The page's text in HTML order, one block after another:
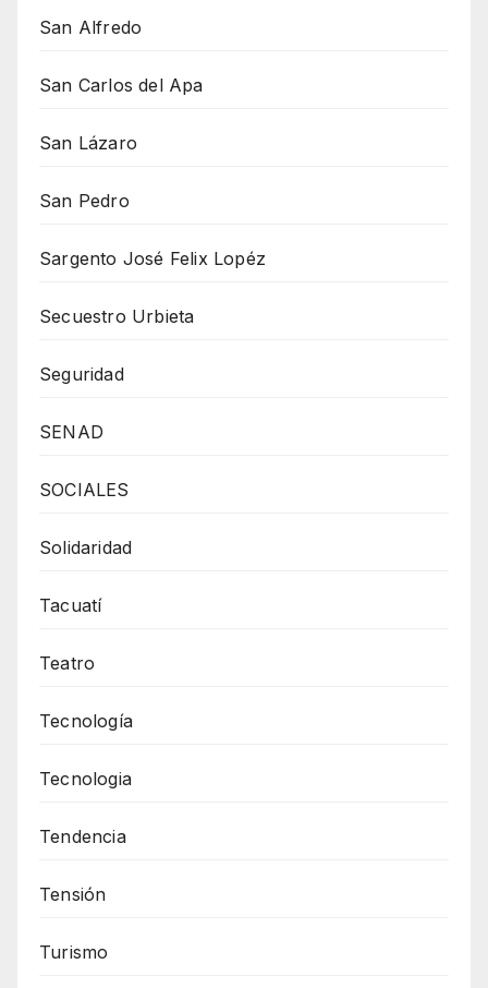
San Alfredo
San Carlos del Apa
San Lázaro
San Pedro
Sargento José Felix Lopéz
Secuestro Urbieta
Seguridad
SENAD
SOCIALES
Solidaridad
Tacuatí
Teatro
Tecnología
Tecnologia
Tendencia
Tensión
Turismo